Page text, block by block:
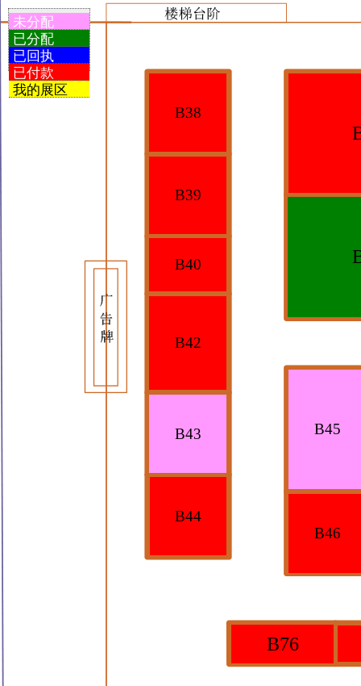
未分配
已分配
已回执
已付款
我的展区
B38
B39
B40
B42
B43
B44
B76
B45
B46